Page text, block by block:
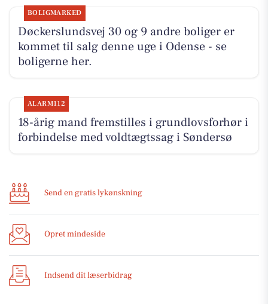
BOLIGMARKED
Døckerslundsvej 30 og 9 andre boliger er
kommet til salg denne uge i Odense - se
boligerne her.
ALARM112
18-årig mand fremstilles i grundlovsforhør i
forbindelse med voldtægtssag i Søndersø
Send en gratis lykønskning
Opret mindeside
Indsend dit læserbidrag